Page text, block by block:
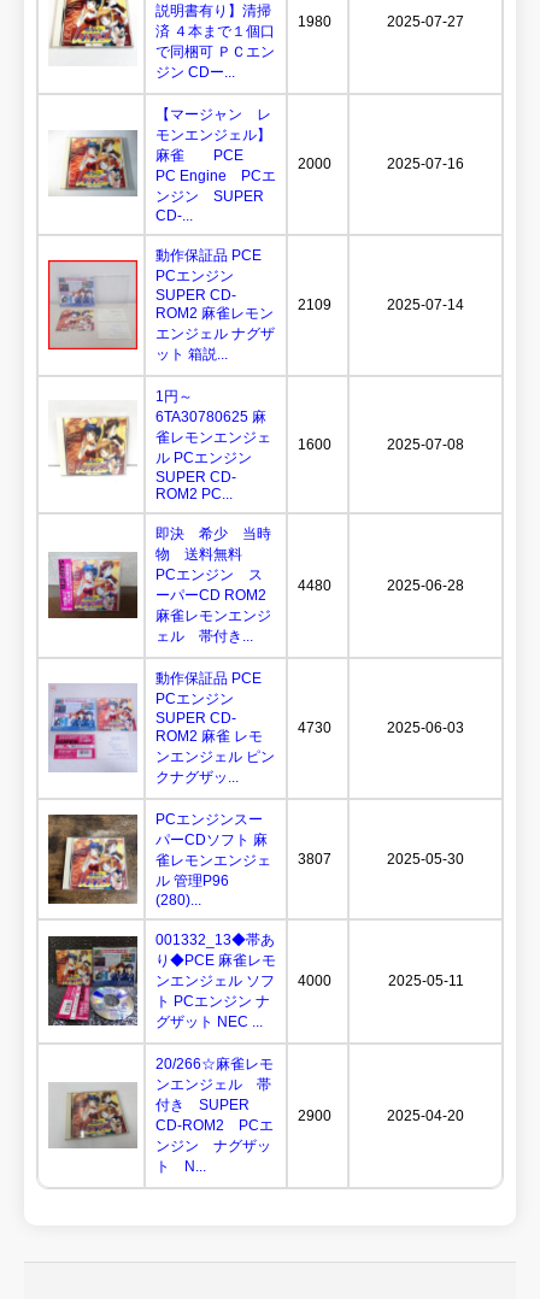
説明書有り】清掃
済 ４本まで１個口
で同梱可 ＰＣエン
ジン CDー...
1980 2025-07-27
【マージャン レ
モンエンジェル】
麻雀 PCE
PC Engine PCエ
ンジン SUPER
CD-...
2000 2025-07-16
動作保証品 PCE
PCエンジン
SUPER CD-
ROM2 麻雀レモン
エンジェル ナグザ
ット 箱説...
2109 2025-07-14
1円～
6TA30780625 麻
雀レモンエンジェ
ル PCエンジン
SUPER CD-
ROM2 PC...
1600 2025-07-08
即決 希少 当時
物 送料無料
PCエンジン ス
ーパーCD ROM2
麻雀レモンエンジ
ェル 帯付き...
4480 2025-06-28
動作保証品 PCE
PCエンジン
SUPER CD-
ROM2 麻雀 レモ
ンエンジェル ピン
クナグザッ...
4730 2025-06-03
PCエンジンスー
パーCDソフト 麻
雀レモンエンジェ
ル 管理P96
(280)...
3807 2025-05-30
001332_13◆帯あ
り◆PCE 麻雀レモ
ンエンジェル ソフ
ト PCエンジン ナ
グザット NEC ...
4000 2025-05-11
20/266☆麻雀レモ
ンエンジェル 帯
付き SUPER
CD-ROM2 PCエ
ンジン ナグザッ
ト N...
2900 2025-04-20